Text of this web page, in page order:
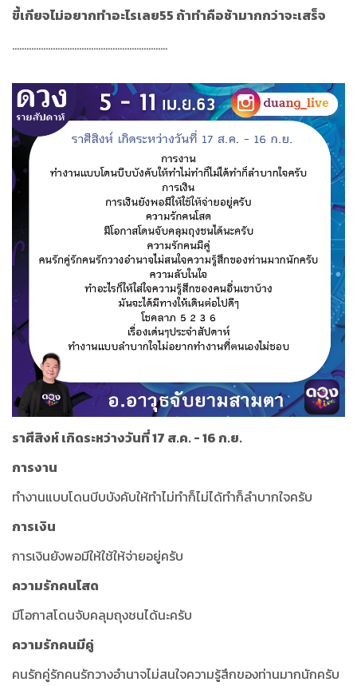
ขี้เกียจไม่อยากทำอะไรเลย55 ถ้าทำคือช้ามากกว่าจะเสร็จ
.................................................................
ราศีสิงห์ เกิดระหว่างวันที่ 17 ส.ค. - 16 ก.ย.
การงาน
ทำงานแบบโดนบีบบังคับให้ทำไม่ทำก็ไม่ได้ทำก็ลำบากใจครับ
การเงิน
การเงินยังพอมีให้ใช้ให้จ่ายอยู่ครับ
ความรักคนโสด
มีโอกาสโดนจับคลุมถุงชนได้นะครับ
ความรักคนมีคู่
คนรักคู่รักคนรักวางอำนาจไม่สนใจความรู้สึกของท่านมากนักครับ